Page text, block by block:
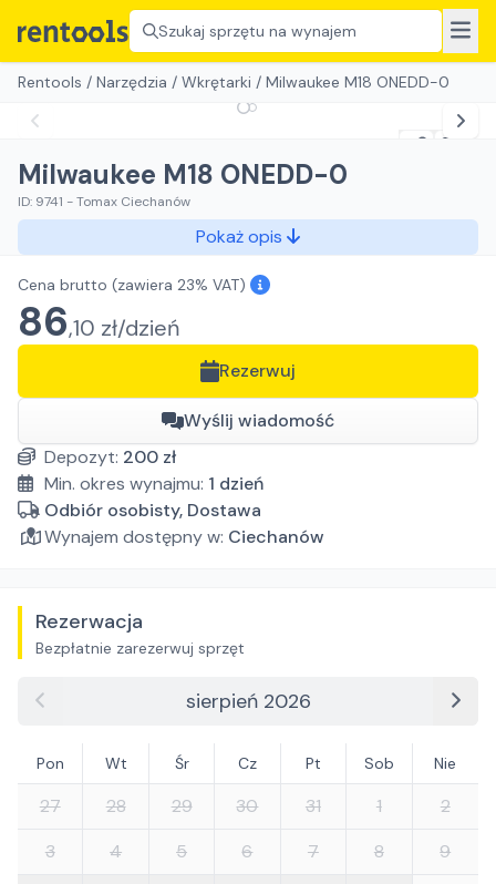
Szukaj sprzętu na wynajem
Rentools / Narzędzia / Wkrętarki / Milwaukee M18 ONEDD-0
Milwaukee M18 ONEDD-0
ID: 9741 -Tomax Ciechanów
Pokaż opis
Cena brutto (zawiera 23% VAT)
86,10 zł/dzień
Rezerwuj
Wyślij wiadomość
Depozyt: 200 zł
Min. okres wynajmu: 1 dzień
Odbiór osobisty, Dostawa
Wynajem dostępny w: Ciechanów
Rezerwacja
Bezpłatnie zarezerwuj sprzęt
sierpień 2026
Pon Wt Śr Cz Pt Sob Nie
27 28 29 30 31 1
2
3
4 5 6 7 8
9